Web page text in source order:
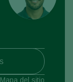
Mapa del sitio